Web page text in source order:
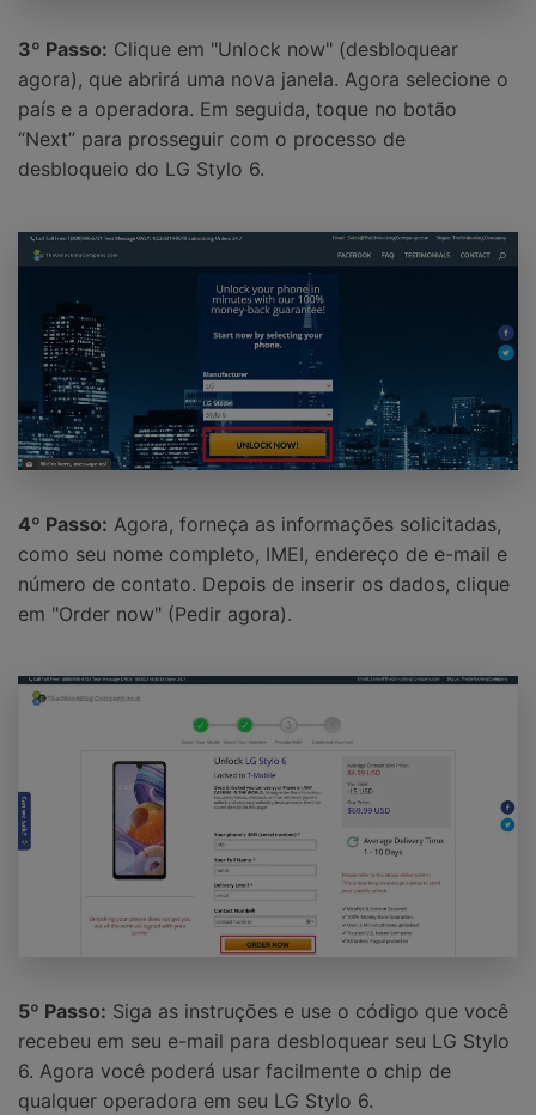
3º Passo: Clique em "Unlock now" (desbloquear
agora), que abrirá uma nova janela. Agora selecione o
país e a operadora. Em seguida, toque no botão
“Next” para prosseguir com o processo de
desbloqueio do LG Stylo 6.
4º Passo: Agora, forneça as informações solicitadas,
como seu nome completo, IMEI, endereço de e-mail e
número de contato. Depois de inserir os dados, clique
em "Order now" (Pedir agora).
5º Passo: Siga as instruções e use o código que você
recebeu em seu e-mail para desbloquear seu LG Stylo
6. Agora você poderá usar facilmente o chip de
qualquer operadora em seu LG Stylo 6.